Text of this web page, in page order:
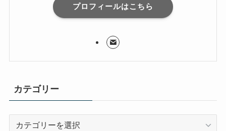
プロフィールはこちら
カテゴリー